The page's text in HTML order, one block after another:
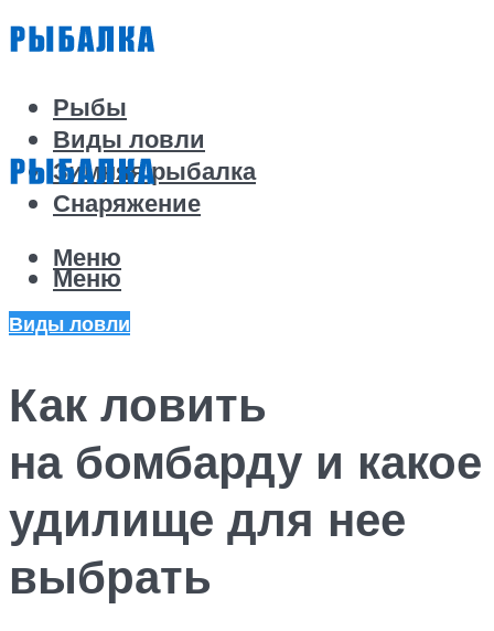
Рыбы
Виды ловли
Зимняя рыбалка
Снаряжение
Меню
Меню
Виды ловли
Как ловить
на бомбарду и какое
удилище для нее
выбрать